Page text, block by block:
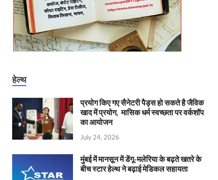
हेल्थ
प्रयोग किए गए सैनेटरी पैड्स हो सकते है जैविक
खाद में प्रयोग, मासिक धर्म स्वच्छता पर वर्कशॉप
का आयोजन
July 24, 2026
मुंबई में मानसून में डेंगू-मलेरिया के बढ़ते खतरे के
बीच स्टार हेल्थ ने बढ़ाई मेडिकल सहायता